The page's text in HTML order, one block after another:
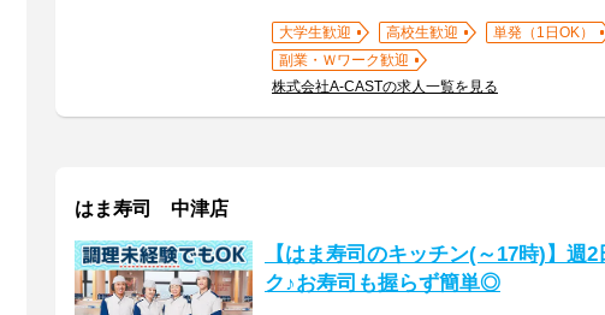
大学生歓迎 高校生歓迎 単発（1日OK）
副業・Ｗワーク歓迎
株式会社A-CASTの求人一覧を見る
はま寿司 中津店
【はま寿司のキッチン(～17時)】週
ク♪お寿司も握らず簡単◎